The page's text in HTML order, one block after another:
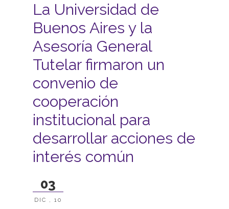
La Universidad de
Buenos Aires y la
Asesoría General
Tutelar firmaron un
convenio de
cooperación
institucional para
desarrollar acciones de
interés común
03
DIC , 10